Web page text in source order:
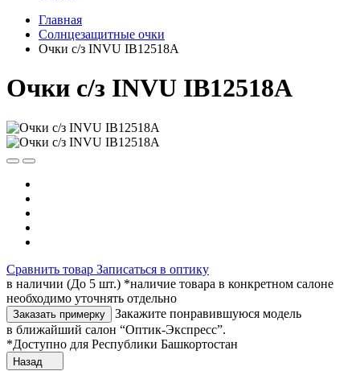
Главная
Солнцезащитные очки
Очки с/з INVU IB12518A
Очки с/з INVU IB12518A
Сравнить товар Записаться в оптику
в наличии (До 5 шт.) *наличие товара в конкретном салоне
необходимо уточнять отдельно
Заказать примерку
Закажите понравившуюся модель
в ближайший салон “Оптик-Экспресс”.
*Доступно для Республики Башкортостан
Назад